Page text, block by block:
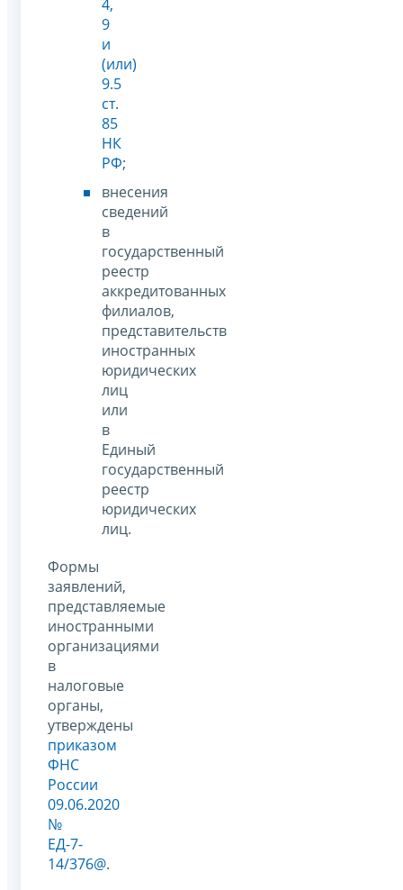
4,
9
и
(или)
9.5
ст.
85
НК
РФ;
внесения
сведений
в
государственный
реестр
аккредитованных
филиалов,
представительств
иностранных
юридических
лиц
или
в
Единый
государственный
реестр
юридических
лиц.
Формы
заявлений,
представляемые
иностранными
организациями
в
налоговые
органы,
утверждены
приказом
ФНС
России
09.06.2020
№
ЕД-7-
14/376@.